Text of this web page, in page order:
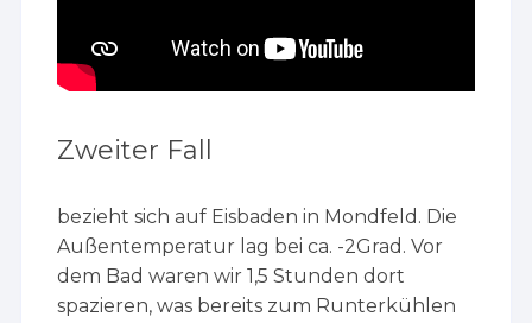
Zweiter Fall
bezieht sich auf Eisbaden in Mondfeld. Die
Außentemperatur lag bei ca. -2Grad. Vor
dem Bad waren wir 1,5 Stunden dort
spazieren, was bereits zum Runterkühlen